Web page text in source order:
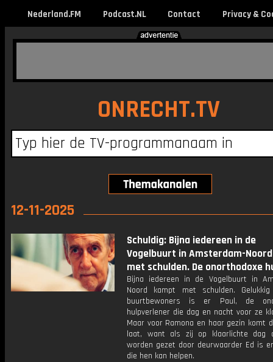
Nederland.FM Podcast.NL Contact Privacy &
ONRECHT.TV
12-11-2025
Schuldig: Bijna iedereen in de
Vogelbuurt in Amsterdam-
met schulden. De onorthodoxe
Bijna iedereen in de Vogelbuurt in
Noord kampt met schulden.
buurtbewoners is er Paul, de
hulpverlener die dag en nacht voor ze
Maar voor Ramona en haar gezin komt
laat, want als zij op klaarlichte dag
worden gezet door deurwaarder Ed is
die hen kan helpen.